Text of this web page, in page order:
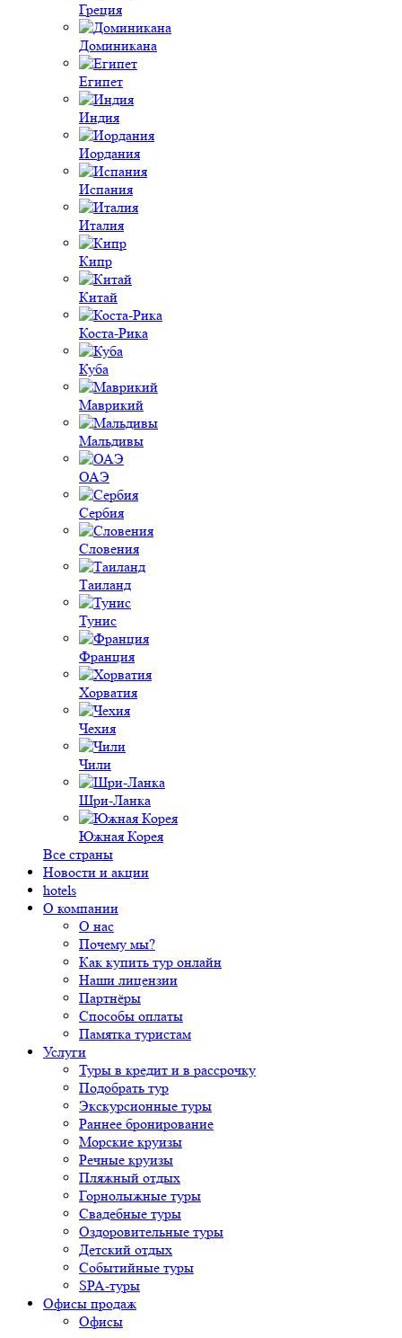
Греция
Доминикана
Египет
Индия
Иордания
Испания
Италия
Кипр
Китай
Коста-Рика
Куба
Маврикий
Мальдивы
ОАЭ
Сербия
Словения
Таиланд
Тунис
Франция
Хорватия
Чехия
Чили
Шри-Ланка
Южная Корея
Все страны
Новости и акции
hotels
О компании
О нас
Почему мы?
Как купить тур онлайн
Наши лицензии
Партнёры
Способы оплаты
Памятка туристам
Услуги
Туры в кредит и в рассрочку
Подобрать тур
Экскурсионные туры
Раннее бронирование
Морские круизы
Речные круизы
Пляжный отдых
Горнолыжные туры
Свадебные туры
Оздоровительные туры
Детский отдых
Событийные туры
SPA-туры
Офисы продаж
Офисы